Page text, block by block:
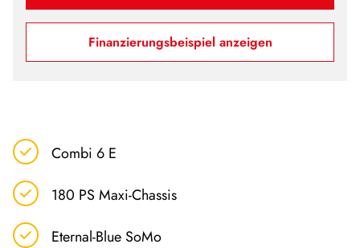
Finanzierungsbeispiel anzeigen
Combi 6 E
180 PS Maxi-Chassis
Eternal-Blue SoMo